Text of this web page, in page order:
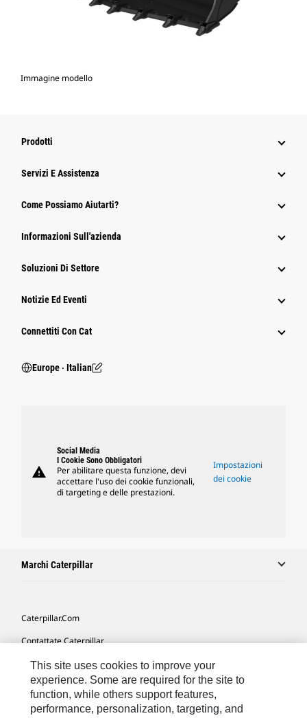
Immagine modello
Prodotti
Servizi E Assistenza
Come Possiamo Aiutarti?
Informazioni Sull'azienda
Soluzioni Di Settore
Notizie Ed Eventi
Connettiti Con Cat
Europe ‧ Italian
warning
Social Media
I Cookie Sono Obbligatori
Per abilitare questa funzione, devi
accettare l'uso dei cookie funzionali,
di targeting e delle prestazioni.
Impostazioni
dei cookie
Marchi Caterpillar
Caterpillar.com
Contattate Caterpillar
Le Mie Preferenze Di Marketing
Mappa Del Sito
Cookie Settings
This site uses cookies to improve your
experience. Some are required for the site to
function, while others support features,
performance, personalization, targeting, and